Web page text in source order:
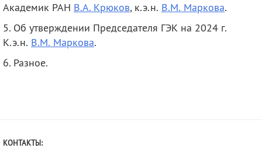
Академик РАН В.А. Крюков, к.э.н. В.М. Маркова.
5. Об утверждении Председателя ГЭК на 2024 г.
К.э.н. В.М. Маркова.
6. Разное.
КОНТАКТЫ: